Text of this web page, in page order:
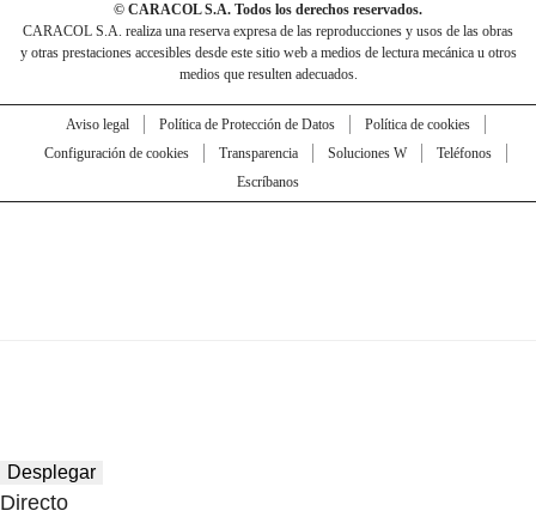
© CARACOL S.A. Todos los derechos reservados.
CARACOL S.A. realiza una reserva expresa de las reproducciones y usos de las obras
y otras prestaciones accesibles desde este sitio web a medios de lectura mecánica u otros
medios que resulten adecuados.
Aviso legal Política de Protección de Datos
Política de cookies
Configuración de cookies
Transparencia Soluciones W
Teléfonos
Escríbanos
Desplegar
Directo